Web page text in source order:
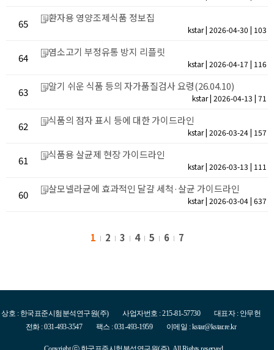
65 환자용 영양조제식품 정보집
kstar | 2026-04-30 | 103
64 염소고기 부정유통 방지 리플릿
kstar | 2026-04-17 | 116
63 알기 쉬운 식품 등의 자가품질검사 요령(26.04.10)
kstar | 2026-04-13 | 71
62 식품의 점자 표시 등에 대한 가이드라인
kstar | 2026-03-24 | 157
61 식품용 살균제 현장 가이드라인
kstar | 2026-03-13 | 111
60 살모넬라균에 효과적인 달걀 세척·살균 가이드라인
kstar | 2026-03-04 | 637
1 2 3 4 5 6 7
상호 : 한국표준시험분석연구원(주) 사업자번호 : 215-81-57730
대표자 : 안무헌
전화 : 031-493-3547
팩스 : 031-493-1959 이메일 : kstar@kstar.re.kr